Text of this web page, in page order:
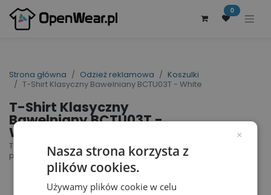
0
Strona główna Odzież reklamowa
Koszulki
T-Shirt Klasyczny Bawelniany BCTU03T - White
T-Shirt Klasyczny
Bawelniany BCTU03T -
White
T-Shirt #E190 | nr art.: BCTU03T | nr art.
producenta: TU03T
×
Nasza strona korzysta z
plików cookies.
Używamy plików cookie w celu